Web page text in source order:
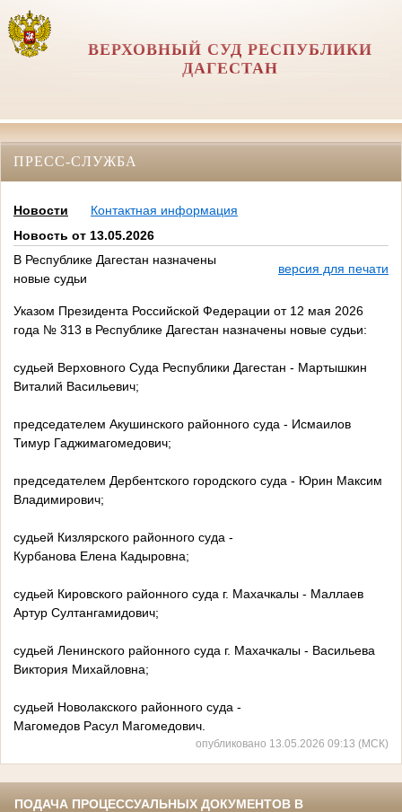
ВЕРХОВНЫЙ СУД РЕСПУБЛИКИ
ДАГЕСТАН
ПРЕСС-СЛУЖБА
Новости
Контактная информация
Новость от 13.05.2026
В Республике Дагестан назначены
новые судьи
версия для печати
Указом Президента Российской Федерации от 12 мая 2026
года № 313 в Республике Дагестан назначены новые судьи:
судьей Верховного Суда Республики Дагестан - Мартышкин
Виталий Васильевич;
председателем Акушинского районного суда - Исмаилов
Тимур Гаджимагомедович;
председателем Дербентского городского суда - Юрин Максим
Владимирович;
судьей Кизлярского районного суда -
Курбанова Елена Кадыровна;
судьей Кировского районного суда г. Махачкалы - Маллаев
Артур Султангамидович;
судьей Ленинского районного суда г. Махачкалы - Васильева
Виктория Михайловна;
судьей Новолакского районного суда -
Магомедов Расул Магомедович.
опубликовано 13.05.2026 09:13 (МСК)
ПОДАЧА ПРОЦЕССУАЛЬНЫХ ДОКУМЕНТОВ В